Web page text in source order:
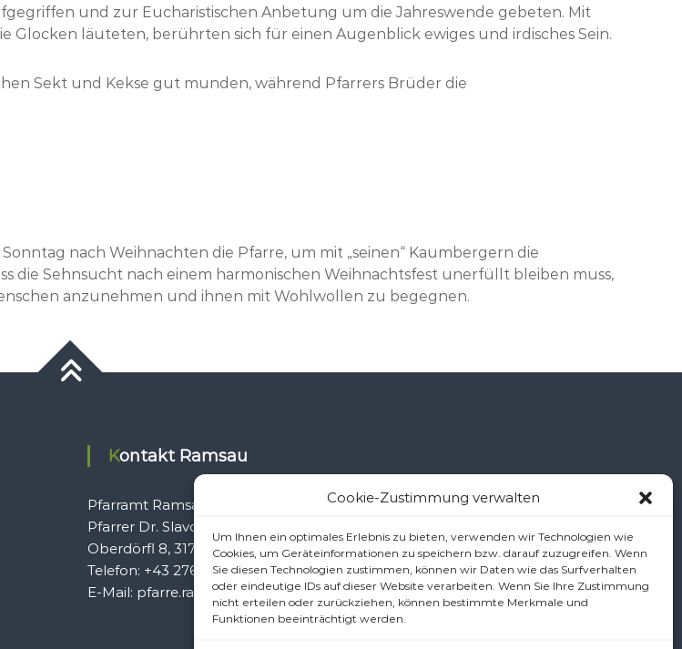
Cookie-Zustimmung verwalten
Um Ihnen ein optimales Erlebnis zu bieten, verwenden wir Technologien wie
Cookies, um Geräteinformationen zu speichern bzw. darauf zuzugreifen. Wenn
Sie diesen Technologien zustimmen, können wir Daten wie das Surfverhalten
oder eindeutige IDs auf dieser Website verarbeiten. Wenn Sie Ihre Zustimmung
nicht erteilen oder zurückziehen, können bestimmte Merkmale und
Funktionen beeinträchtigt werden.
und zur Eucharistischen Anbetung um die Jahreswende gebeten. Mit
läuteten, berührten sich für einen Augenblick ewiges und irdisches Sein.
Sekt und Kekse gut munden, während Pfarrers Brüder die
nach Weihnachten die Pfarre, um mit „seinen“ Kaumbergern die
die Sehnsucht nach einem harmonischen Weihnachtsfest unerfüllt bleiben muss,
anzunehmen und ihnen mit Wohlwollen zu begegnen.
Kontakt Ramsau
Pfarramt Ramsau
Pfarrer Dr. Slavomír Dlugoš
Oberdörfl 8, 3172 Ramsau
Telefon: +43 2764 8240
E-Mail: pfarre.ramsau@gmx.at